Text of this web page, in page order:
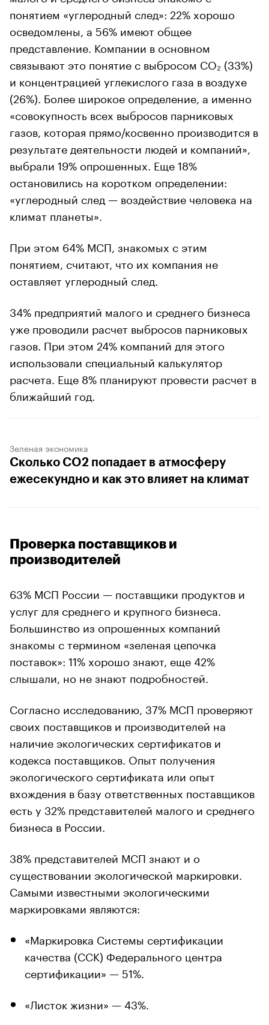
понятием «углеродный след»: 22% хорошо
осведомлены, а 56% имеют общее
представление. Компании в основном
связывают это понятие с выбросом CO₂ (33%)
и концентрацией углекислого газа в воздухе
(26%). Более широкое определение, а именно
«совокупность всех выбросов парниковых
газов, которая прямо/косвенно производится в
результате деятельности людей и компаний»,
выбрали 19% опрошенных. Еще 18%
остановились на коротком определении:
«углеродный след — воздействие человека на
климат планеты».
При этом 64% МСП, знакомых с этим
понятием, считают, что их компания не
оставляет углеродный след.
34% предприятий малого и среднего бизнеса
уже проводили расчет выбросов парниковых
газов. При этом 24% компаний для этого
использовали специальный калькулятор
расчета. Еще 8% планируют провести расчет в
ближайший год.
Зеленая экономика
Сколько CO2 попадает в атмосферу
ежесекундно и как это влияет на климат
Проверка поставщиков и
производителей
63% МСП России — поставщики продуктов и
услуг для среднего и крупного бизнеса.
Большинство из опрошенных компаний
знакомы с термином «зеленая цепочка
поставок»: 11% хорошо знают, еще 42%
слышали, но не знают подробностей.
Согласно исследованию, 37% МСП проверяют
своих поставщиков и производителей на
наличие экологических сертификатов и
кодекса поставщиков. Опыт получения
экологического сертификата или опыт
вхождения в базу ответственных поставщиков
есть у 32% представителей малого и среднего
бизнеса в России.
38% представителей МСП знают и о
существовании экологической маркировки.
Самыми известными экологическими
маркировками являются:
«Маркировка Системы сертификации
качества (ССК) Федерального центра
сертификации» — 51%.
«Листок жизни» — 43%.